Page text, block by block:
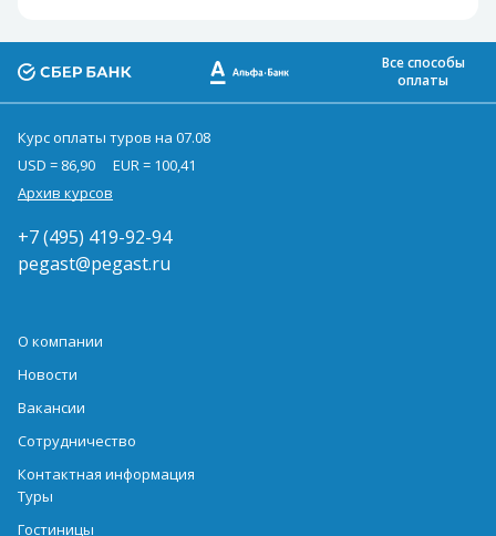
Все способы
оплаты
Курс оплаты туров на 07.08
USD = 86,90
EUR = 100,41
Архив курсов
+7 (495) 419-92-94
pegast@pegast.ru
О компании
Новости
Вакансии
Сотрудничество
Контактная информация
Туры
Гостиницы